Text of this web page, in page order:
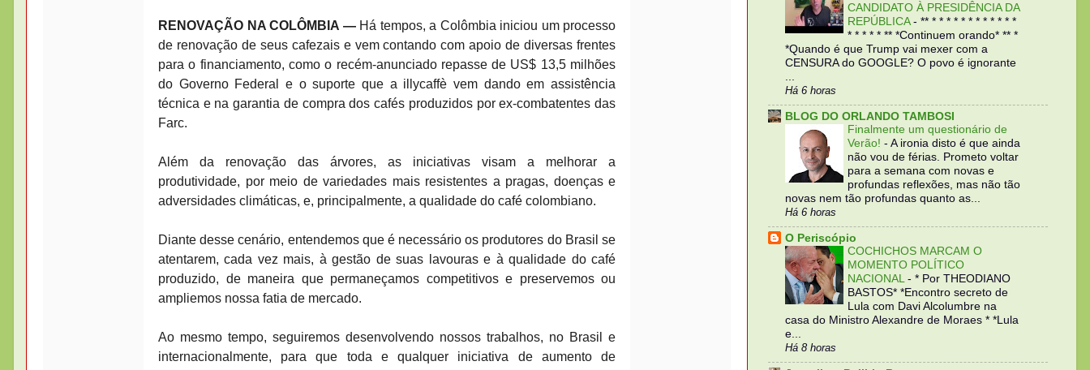
RENOVAÇÃO NA COLÔMBIA — Há tempos, a Colômbia iniciou um processo
de renovação de seus cafezais e vem contando com apoio de diversas frentes
para o financiamento, como o recém-anunciado repasse de US$ 13,5 milhões
do Governo Federal e o suporte que a illycaffè vem dando em assistência
técnica e na garantia de compra dos cafés produzidos por ex-combatentes das
Farc.
Além da renovação das árvores, as iniciativas visam a melhorar a
produtividade, por meio de variedades mais resistentes a pragas, doenças e
adversidades climáticas, e, principalmente, a qualidade do café colombiano.
Diante desse cenário, entendemos que é necessário os produtores do Brasil se
atentarem, cada vez mais, à gestão de suas lavouras e à qualidade do café
produzido, de maneira que permaneçamos competitivos e preservemos ou
ampliemos nossa fatia de mercado.
Ao mesmo tempo, seguiremos desenvolvendo nossos trabalhos, no Brasil e
internacionalmente, para que toda e qualquer iniciativa de aumento de
CANDIDATO À PRESIDÊNCIA DA
REPÚBLICA - ** * * * * * * * * * * * *
* * * * * ** *Continuem orando* ** *
*Quando é que Trump vai mexer com a
CENSURA do GOOGLE? O povo é ignorante
Há 6 horas
BLOG DO ORLANDO TAMBOSI
Finalmente um questionário de
Verão! - A ironia disto é que ainda
não vou de férias. Prometo voltar
para a semana com novas e
profundas reflexões, mas não tão
novas nem tão profundas quanto as...
Há 6 horas
O Periscópio
COCHICHOS MARCAM O
MOMENTO POLÍTICO
NACIONAL - * Por THEODIANO
BASTOS* *Encontro secreto de
Lula com Davi Alcolumbre na
casa do Ministro Alexandre de Moraes * *Lula
e...
Há 8 horas